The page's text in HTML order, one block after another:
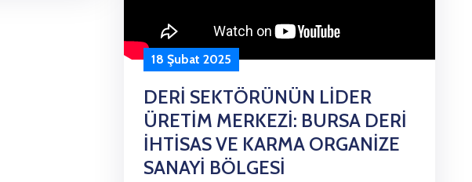
18 Şubat 2025
DERİ SEKTÖRÜNÜN LİDER
ÜRETİM MERKEZİ: BURSA DERİ
İHTİSAS VE KARMA ORGANİZE
SANAYİ BÖLGESİ